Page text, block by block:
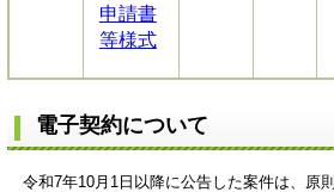
申請書
等様式
電子契約について
令和7年10月1日以降に公告した案件は、原